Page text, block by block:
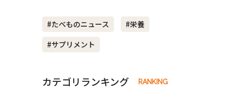
#たべものニュース
#栄養
#サプリメント
カテゴリランキング RANKING